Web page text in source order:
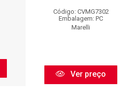
Código: CVMG7302
Embalagem: PC
Marelli
Ver preço